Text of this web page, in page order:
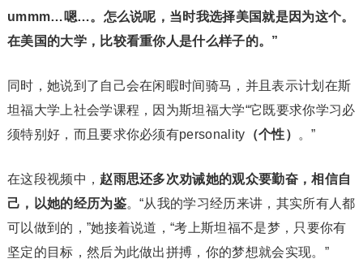
ummm…嗯…。怎么说呢，当时我选择美国就是因为这个。
在美国的大学，比较看重你人是什么样子的。”
同时，她说到了自己会在闲暇时间骑马，并且表示计划在斯
坦福大学上社会学课程，因为斯坦福大学“它既要求你学习必
须特别好，而且要求你必须有personality （个性） 。”
在这段视频中， 赵雨思还多次劝诫她的观众要勤奋，相信自
己，以她的经历为鉴。“从我的学习经历来讲，其实所有人都
可以做到的，”她接着说道，“考上斯坦福不是梦，只要你有
坚定的目标，然后为此做出拼搏，你的梦想就会实现。”